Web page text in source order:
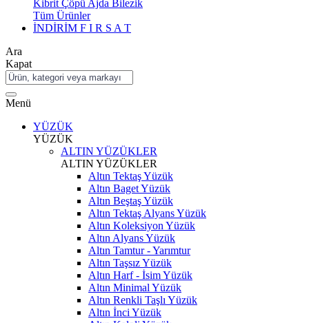
Kibrit Çöpü Ajda Bilezik
Tüm Ürünler
İNDİRİM F I R S A T
Ara
Kapat
Menü
YÜZÜK
YÜZÜK
ALTIN YÜZÜKLER
ALTIN YÜZÜKLER
Altın Tektaş Yüzük
Altın Baget Yüzük
Altın Beştaş Yüzük
Altın Tektaş Alyans Yüzük
Altın Koleksiyon Yüzük
Altın Alyans Yüzük
Altın Tamtur - Yarımtur
Altın Taşsız Yüzük
Altın Harf - İsim Yüzük
Altın Minimal Yüzük
Altın Renkli Taşlı Yüzük
Altın İnci Yüzük